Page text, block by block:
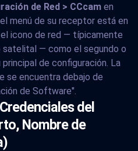
de Red > CCcam en
menú de su receptor está en
icono de red — típicamente
— como el segundo o
de configuración. La
se encuentra debajo de
de Software".
del
Nombre de